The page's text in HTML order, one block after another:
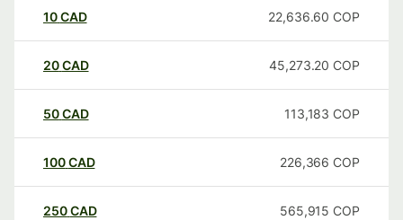
10CAD 22,636.60 COP
20CAD 45,273.20 COP
50CAD 113,183 COP
100CAD 226,366 COP
250CAD 565,915 COP